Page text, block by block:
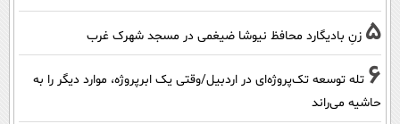
5 زنِ بادیگارد محافظ نیوشا ضیغمی در مسجد شهرک غرب
6 تله توسعه تک‌پروژه‌ای در اردبیل/وقتی یک ابرپروژه، موارد دیگر را به
حاشیه می‌راند